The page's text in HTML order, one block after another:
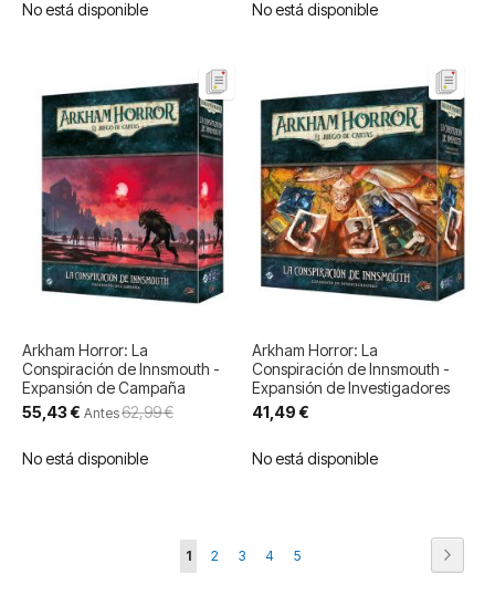
No está disponible No está disponible
Arkham Horror: La
Conspiración de Innsmouth -
Expansión de Campaña
Precio
especial
55,43 € Antes62,99 €
No está disponible
Arkham Horror: La
Conspiración de Innsmouth -
Expansión de Investigadores
41,49 €
No está disponible
Página
Actualmente
1 Página
2 Página
3 Página
4 Página
5